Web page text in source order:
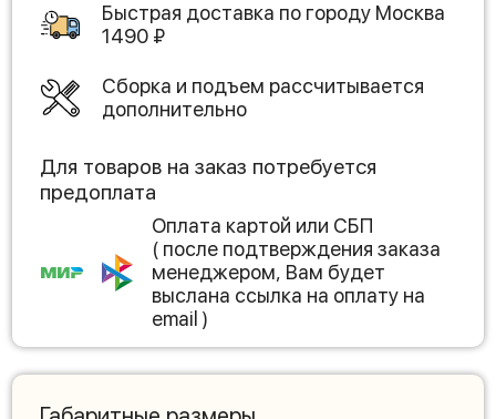
Быстрая доставка по городу Москва
1490 ₽
Сборка и подъем рассчитывается
дополнительно
Для товаров на заказ потребуется
предоплата
Оплата картой или СБП
( после подтверждения заказа
менеджером, Вам будет
выслана ссылка на оплату на
email )